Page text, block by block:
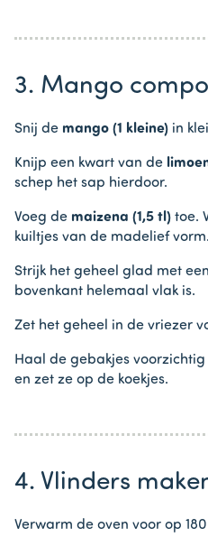
3. Mango
Snij de mango (1 kleine) in
Knijp een kwart van de
schep het sap hierdoor.
Voeg de maizena (1,5 tl) toe.
kuiltjes van de madelief vorm.
Strijk het geheel glad met
bovenkant helemaal vlak is.
Zet het geheel in de vriezer
Haal de gebakjes
en zet ze op de koekjes.
4. Vlinders
Verwarm de oven voor op